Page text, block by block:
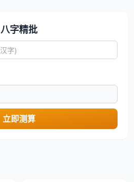
八字精批
立即测算